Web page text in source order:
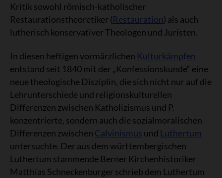
Kritik sowohl römisch-katholischer
Restaurationstheoretiker (Restauration) als auch
lutherisch konservativer Theologen und Juristen.
In diesen heftigen vormärzlichen Kulturkämpfen
entstand seit 1840 mit der „Konfessionskunde“ eine
neue theologische Disziplin, die sich nicht nur auf die
Lehrunterschiede und religionskulturellen
Differenzen zwischen Katholizismus und P.
konzentrierte, sondern auch die sozialmoralischen
Differenzen zwischen Calvinismus und Luthertum
untersuchte. Der aus dem württembergischen
Luthertum stammende Berner Kirchenhistoriker
Matthias Schneckenburger schrieb dem Luthertum